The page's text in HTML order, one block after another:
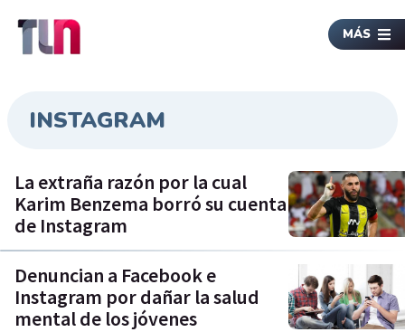
MÁS
INSTAGRAM
La extraña razón por la cual
Karim Benzema borró su cuenta
de Instagram
Denuncian a Facebook e
Instagram por dañar la salud
mental de los jóvenes